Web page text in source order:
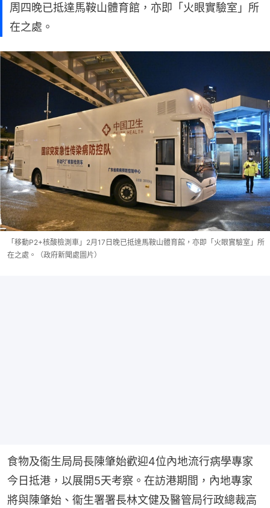
周四晚已抵達馬鞍山體育館，亦即「火眼實驗室」所
在之處。
「移動P2+核酸檢測車」2月17日晚已抵達馬鞍山體育館，亦即「火眼實驗室」所
在之處。（政府新聞處圖片）
食物及衞生局局長陳肇始歡迎4位內地流行病學專家
今日抵港，以展開5天考察。在訪港期間，內地專家
將與陳肇始、衞生署署長林文健及醫管局行政總裁高